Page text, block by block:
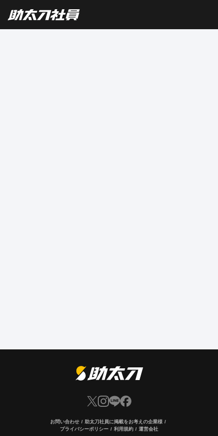
お問い合わせ
助太刀社員に掲載をお考えの企業様
プライバシーポリシー
利用規約 運営会社